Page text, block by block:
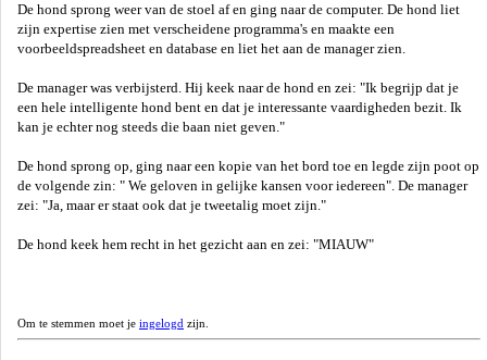
De hond sprong weer van de stoel af en ging naar de computer. De hond liet
zijn expertise zien met verscheidene programma's en maakte een
voorbeeldspreadsheet en database en liet het aan de manager zien.
De manager was verbijsterd. Hij keek naar de hond en zei: "Ik begrijp dat je
een hele intelligente hond bent en dat je interessante vaardigheden bezit. Ik
kan je echter nog steeds die baan niet geven."
De hond sprong op, ging naar een kopie van het bord toe en legde zijn poot op
de volgende zin: " We geloven in gelijke kansen voor iedereen". De manager
zei: "Ja, maar er staat ook dat je tweetalig moet zijn."
De hond keek hem recht in het gezicht aan en zei: "MIAUW"
Om te stemmen moet je ingelogd zijn.